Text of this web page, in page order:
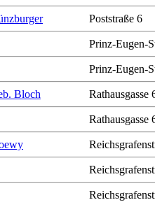
Poststraße 6
Prinz-Eugen-
Prinz-Eugen-
Bloch Rathausgasse
Rathausgasse